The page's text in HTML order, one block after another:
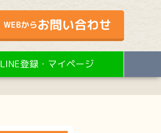
WEBからお問い合わせ
LINE登録・マイページ